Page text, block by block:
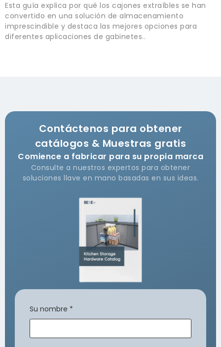
Esta guía explica por qué los cajones extraíbles se han
convertido en una solución de almacenamiento
imprescindible y destaca las mejores opciones para
diferentes aplicaciones de gabinetes..
Contáctenos para obtener
catálogos & Muestras gratis
Comience a fabricar para su propia marca
Consulte a nuestros expertos para obtener
soluciones llave en mano basadas en sus ideas.
Su nombre *